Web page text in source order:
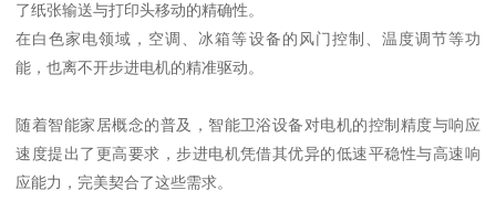
了纸张输送与打印头移动的精确性。
在白色家电领域，空调、冰箱等设备的风门控制、温度调节等功
能，也离不开步进电机的精准驱动。
随着智能家居概念的普及，智能卫浴设备对电机的控制精度与响应
速度提出了更高要求，步进电机凭借其优异的低速平稳性与高速响
应能力，完美契合了这些需求。